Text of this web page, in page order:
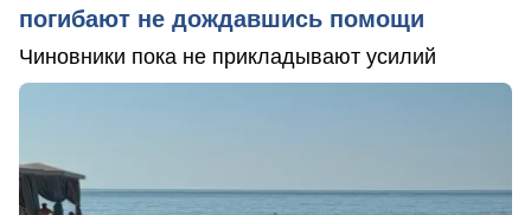
погибают не дождавшись помощи
Чиновники пока не прикладывают усилий